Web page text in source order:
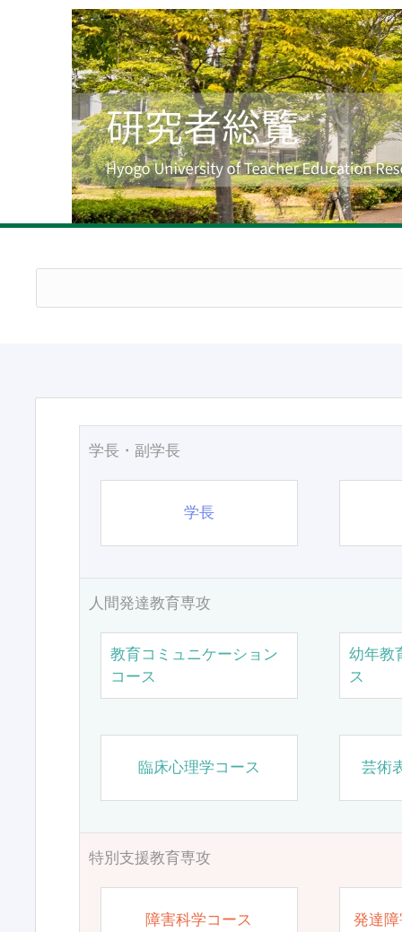
学長・副学長
学長
人間発達教育専攻
教育コミュニケーション
コース
幼年教
ス
臨床心理学コース 芸術
特別支援教育専攻
障害科学コース 発達